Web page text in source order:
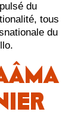
du
tous
du